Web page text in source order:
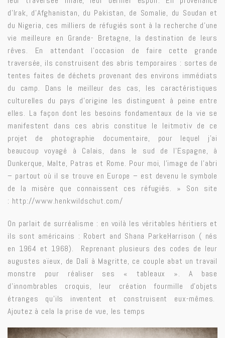
d’Irak, d’Afghanistan, du Pakistan, de Somalie, du Soudan et
du Nigeria, ces milliers de réfugiés sont à la recherche d’une
vie meilleure en Grande- Bretagne, la destination de leurs
rêves. En attendant l’occasion de faire cette grande
traversée, ils construisent des abris temporaires : sortes de
tentes faites de déchets provenant des environs immédiats
du camp. Dans le meilleur des cas, les caractéristiques
culturelles du pays d’origine les distinguent à peine entre
elles. La façon dont les besoins fondamentaux de la vie se
manifestent dans ces abris constitue le leitmotiv de ce
projet de photographie documentaire, pour lequel j’ai
beaucoup voyagé à Calais, dans le sud de l’Espagne, à
Dunkerque, Malte, Patras et Rome. Pour moi, l’image de l’abri
– partout où il se trouve en Europe – est devenu le symbole
de la misère que connaissent ces réfugiés. » Son site
: http://www.henkwildschut.com/
On parlait de surréalisme : en voilà les véritables héritiers et
ils sont américains : Robert and Shana ParkeHarrison ( nés
en 1964 et 1968). Reprenant plusieurs des codes de leur
augustes aïeux, de Dalí à Magritte, ce couple abat un travail
monstre pour réaliser ses « tableaux ». A base
d’innombrables croquis, leur création fourmille d’objets
étranges qu’ils inventent et construisent eux-mêmes.
Ajoutez à cela la prise de vue, les temps